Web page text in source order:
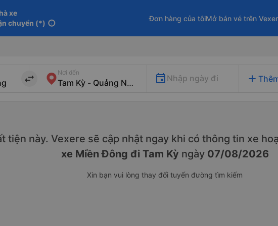
xe
chuyển (*) info
Đơn hàng của tôiMở bán vé trên
import_export
Nơi đến
Nhập ngày đi add
tiện này. Vexere sẽ cập nhật ngay khi có thông tin xe
xe Miền Đông đi Tam Kỳ ngày 07/08/2026
Xin bạn vui lòng thay đổi tuyến đường tìm kiếm